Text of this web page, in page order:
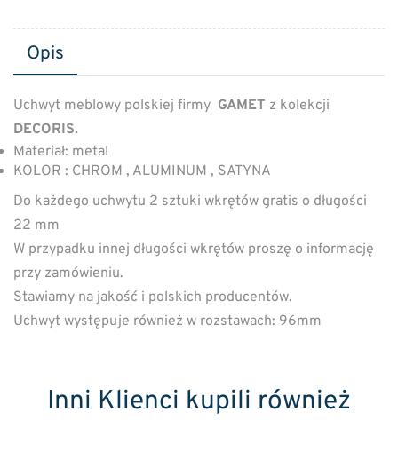
Opis
Uchwyt meblowy polskiej firmy GAMET z kolekcji
DECORIS.
Materiał: metal
KOLOR : CHROM , ALUMINUM , SATYNA
Do każdego uchwytu 2 sztuki wkrętów gratis o długości
22 mm
W przypadku innej długości wkrętów proszę o informację
przy zamówieniu.
Stawiamy na jakość i polskich producentów.
Uchwyt występuje również w rozstawach: 96mm
Inni Klienci kupili również